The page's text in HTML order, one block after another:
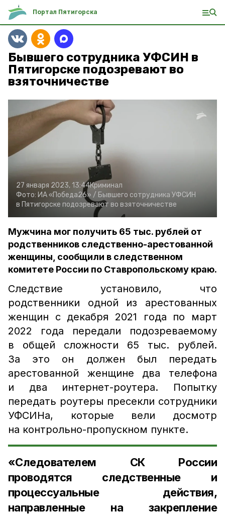
Портал Пятигорска
Бывшего сотрудника УФСИН в
Пятигорске подозревают во
взяточничестве
27 января 2023, 13:44Криминал
Фото: ИА «Победа26» / Бывшего сотрудника УФСИН
в Пятигорске подозревают во взяточничестве
Мужчина мог получить 65 тыс. рублей от
родственников следственно-арестованной
женщины, сообщили в следственном
комитете России по Ставропольскому краю.
Следствие установило, что
родственники одной из арестованных
женщин с декабря 2021 года по март
2022 года передали подозреваемому
в общей сложности 65 тыс. рублей.
За это он должен был передать
арестованной женщине два телефона
и два интернет-роутера. Попытку
передать роутеры пресекли сотрудники
УФСИНа, которые вели досмотр
на контрольно-пропускном пункте.
«Следователем СК России
проводятся следственные и
процессуальные действия,
направленные на закрепление